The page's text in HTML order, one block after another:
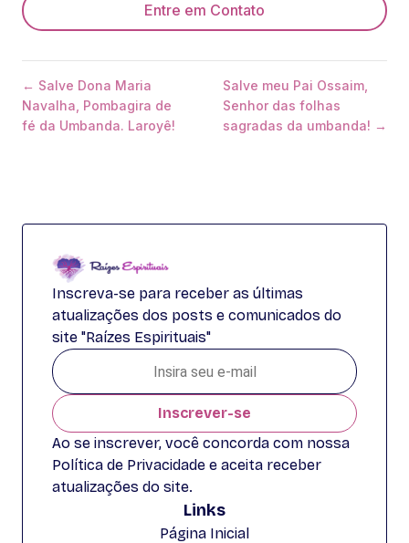
Entre em Contato
← Salve Dona Maria
Navalha, Pombagira de
fé da Umbanda. Laroyê!
Salve meu Pai Ossaim,
Senhor das folhas
sagradas da umbanda! →
Inscreva-se para receber as últimas
atualizações dos posts e comunicados do
site "Raízes Espirituais"
Inscrever-se
Ao se inscrever, você concorda com nossa
Política de Privacidade e aceita receber
atualizações do site.
Links
Página Inicial